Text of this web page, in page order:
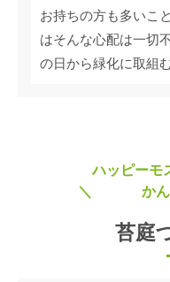
お持ちの方も多いこ
はそんな心配は一切
の日から緑化に取組
ハッピーモ
か
苔庭